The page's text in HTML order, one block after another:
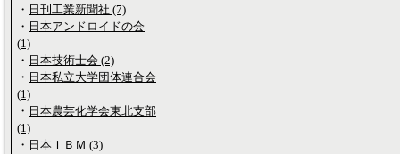
・ 日刊工業新聞社 (7)
・ 日本アンドロイドの会
(1)
・ 日本技術士会 (2)
・ 日本私立大学団体連合会
(1)
・ 日本農芸化学会東北支部
(1)
・ 日本ＩＢＭ (3)